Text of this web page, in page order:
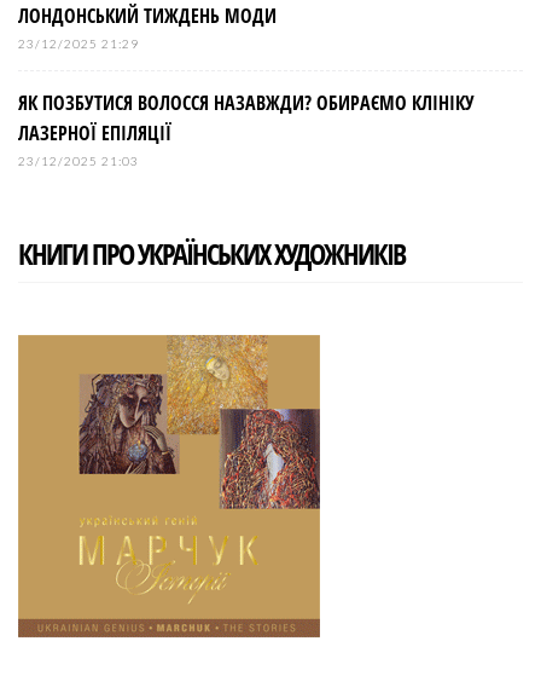
ЛОНДОНСЬКИЙ ТИЖДЕНЬ МОДИ
23/12/2025 21:29
ЯК ПОЗБУТИСЯ ВОЛОССЯ НАЗАВЖДИ? ОБИРАЄМО КЛІНІКУ
ЛАЗЕРНОЇ ЕПІЛЯЦІЇ
23/12/2025 21:03
КНИГИ ПРО УКРАЇНСЬКИХ ХУДОЖНИКІВ